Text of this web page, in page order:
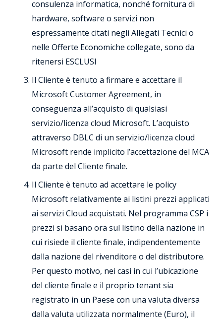
consulenza informatica, nonché fornitura di
hardware, software o servizi non
espressamente citati negli Allegati Tecnici o
nelle Offerte Economiche collegate, sono da
ritenersi ESCLUSI
Il Cliente è tenuto a firmare e accettare il
Microsoft Customer Agreement, in
conseguenza all’acquisto di qualsiasi
servizio/licenza cloud Microsoft. L’acquisto
attraverso DBLC di un servizio/licenza cloud
Microsoft rende implicito l’accettazione del MCA
da parte del Cliente finale.
Il Cliente è tenuto ad accettare le policy
Microsoft relativamente ai listini prezzi applicati
ai servizi Cloud acquistati. Nel programma CSP i
prezzi si basano ora sul listino della nazione in
cui risiede il cliente finale, indipendentemente
dalla nazione del rivenditore o del distributore.
Per questo motivo, nei casi in cui l’ubicazione
del cliente finale e il proprio tenant sia
registrato in un Paese con una valuta diversa
dalla valuta utilizzata normalmente (Euro), il